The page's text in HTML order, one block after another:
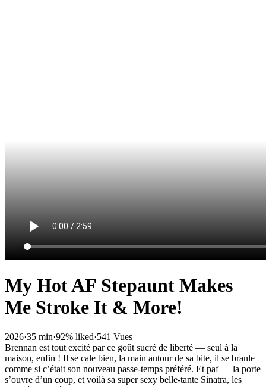
My Hot AF Stepaunt Makes
Me Stroke It & More!
2026·35 min·92% liked·541 Vues
Brennan est tout excité par ce goût sucré de liberté — seul à la
maison, enfin ! Il se cale bien, la main autour de sa bite, il se branle
comme si c’était son nouveau passe-temps préféré. Et paf — la porte
s’ouvre d’un coup, et voilà sa super sexy belle-tante Sinatra, les